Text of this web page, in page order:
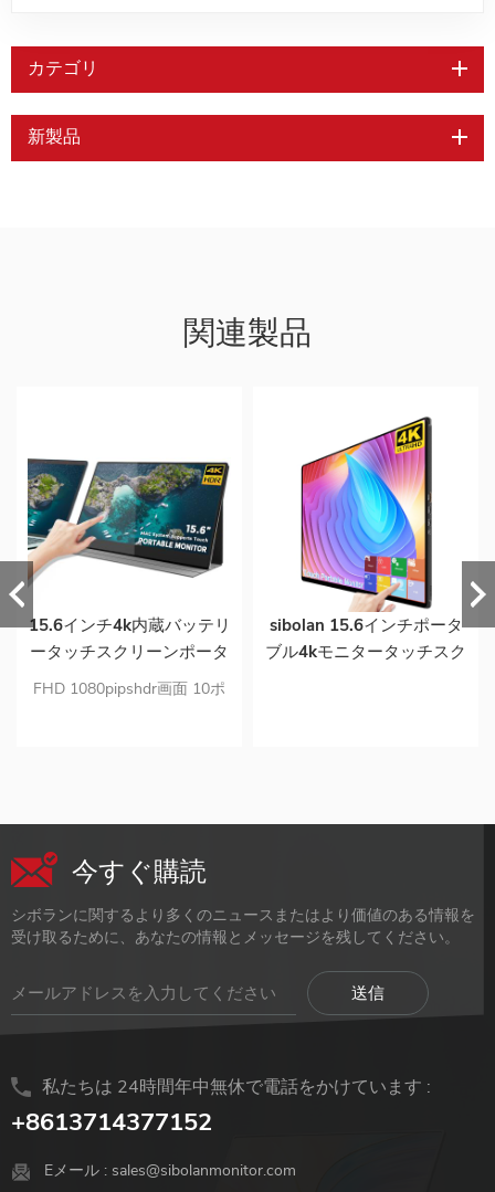
カテゴリ
新製品
関連製品
15.6インチ4k内蔵バッテリ
ータッチスクリーンポータ
ブルモニターforps5サポー
FHD 1080pipshdr画面 10ポ
HDMI入力ポートモニター
sibolan 15.6インチポータ
ブル4kモニタータッチスク
今すぐ購読
シボランに関するより多くのニュースまたはより価値のある情報を
受け取るために、あなたの情報とメッセージを残してください。
私たちは 24時間年中無休で電話をかけています :
+8613714377152
Eメール : sales@sibolanmonitor.com